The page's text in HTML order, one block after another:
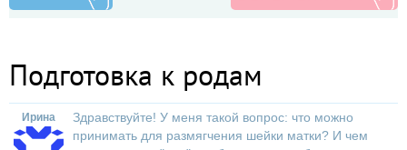
Подготовка к родам
Ирина
Здравствуйте! У меня такой вопрос: что можно
принимать для размягчения шейки матки? И чем